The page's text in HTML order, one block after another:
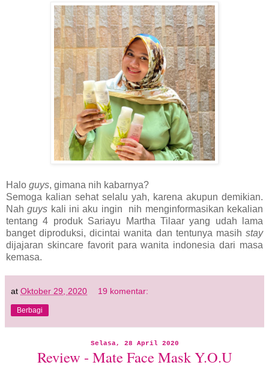
Halo guys, gimana nih kabarnya?
Semoga kalian sehat selalu yah, karena akupun demikian.
Nahguys kali ini aku ingin nih menginformasikan kekalian
tentang 4 produk Sariayu Martha Tilaar yang udah lama
banget diproduksi, dicintai wanita dan tentunya masih stay
dijajaran skincare favorit para wanita indonesia dari masa
kemasa.
at Oktober 29, 2020 19 komentar:
Berbagi
Selasa, 28 April 2020
Review - Mate Face Mask Y.O.U